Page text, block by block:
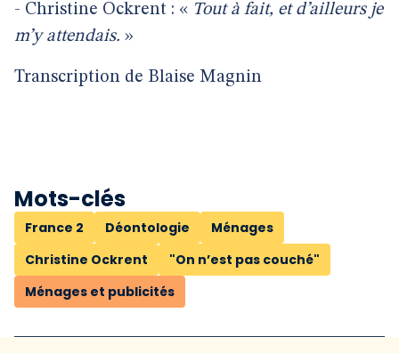
- Christine Ockrent : « Tout à fait, et d’ailleurs je
m’y attendais. »
Transcription de Blaise Magnin
Mots-clés
France 2 Déontologie
Ménages
Christine Ockrent
"On n’est pas couché"
Ménages et publicités